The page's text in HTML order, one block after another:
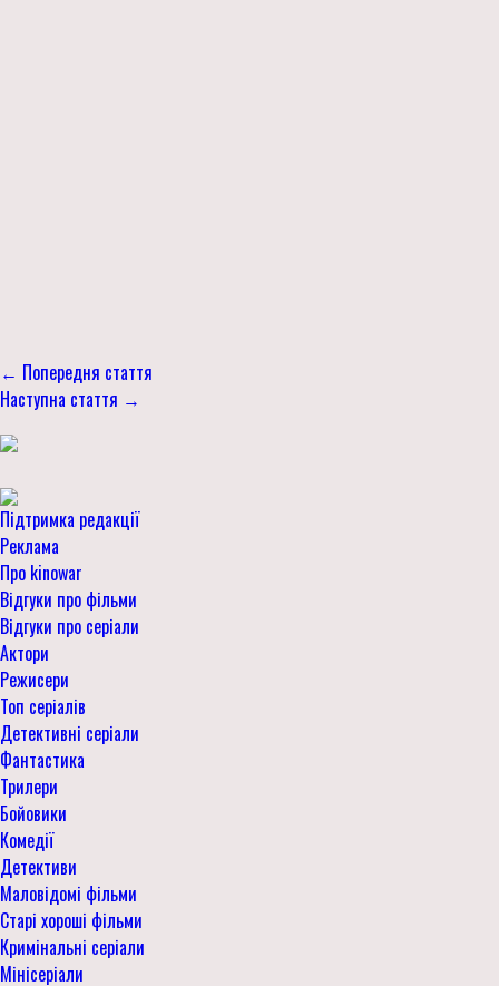
← Попередня стаття
Наступна стаття →
Підтримка редакції
Реклама
Про kinowar
Відгуки про фільми
Відгуки про серіали
Актори
Режисери
Топ серіалів
Детективні серіали
Фантастика
Трилери
Бойовики
Комедії
Детективи
Маловідомі фільми
Старі хороші фільми
Кримінальні серіали
Мінісеріали